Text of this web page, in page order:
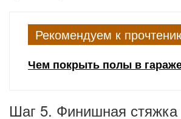
Рекомендуем к
Чем покрыть полы в
Шаг 5. Финишная стяжка